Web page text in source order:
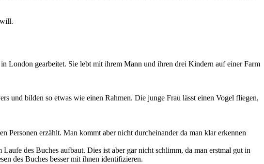
London gearbeitet. Sie lebt mit ihrem Mann und ihren drei Kindern auf einer Farm
und bilden so etwas wie einen Rahmen. Die junge Frau lässt einen Vogel fliegen,
Personen erzählt. Man kommt aber nicht durcheinander da man klar erkennen
des Buches aufbaut. Dies ist aber gar nicht schlimm, da man erstmal gut in
des Buches besser mit ihnen identifizieren.